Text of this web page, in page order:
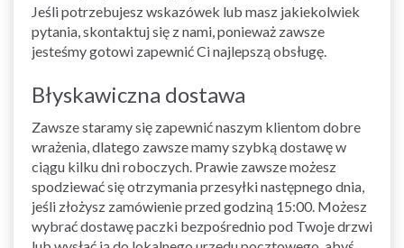
Jeśli potrzebujesz wskazówek lub masz jakiekolwiek
pytania, skontaktuj się z nami, ponieważ zawsze
jesteśmy gotowi zapewnić Ci najlepszą obsługę.
Błyskawiczna dostawa
Zawsze staramy się zapewnić naszym klientom dobre
wrażenia, dlatego zawsze mamy szybką dostawę w
ciągu kilku dni roboczych. Prawie zawsze możesz
spodziewać się otrzymania przesyłki następnego dnia,
jeśli złożysz zamówienie przed godziną 15:00. Możesz
wybrać dostawę paczki bezpośrednio pod Twoje drzwi